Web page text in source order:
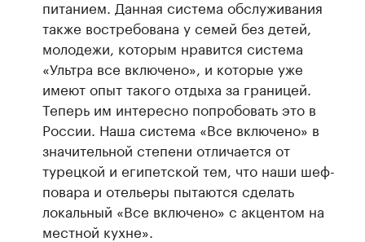
питанием. Данная система обслуживания
также востребована у семей без детей,
молодежи, которым нравится система
«Ультра все включено», и которые уже
имеют опыт такого отдыха за границей.
Теперь им интересно попробовать это в
России. Наша система «Все включено» в
значительной степени отличается от
турецкой и египетской тем, что наши шеф-
повара и отельеры пытаются сделать
локальный «Все включено» с акцентом на
местной кухне».